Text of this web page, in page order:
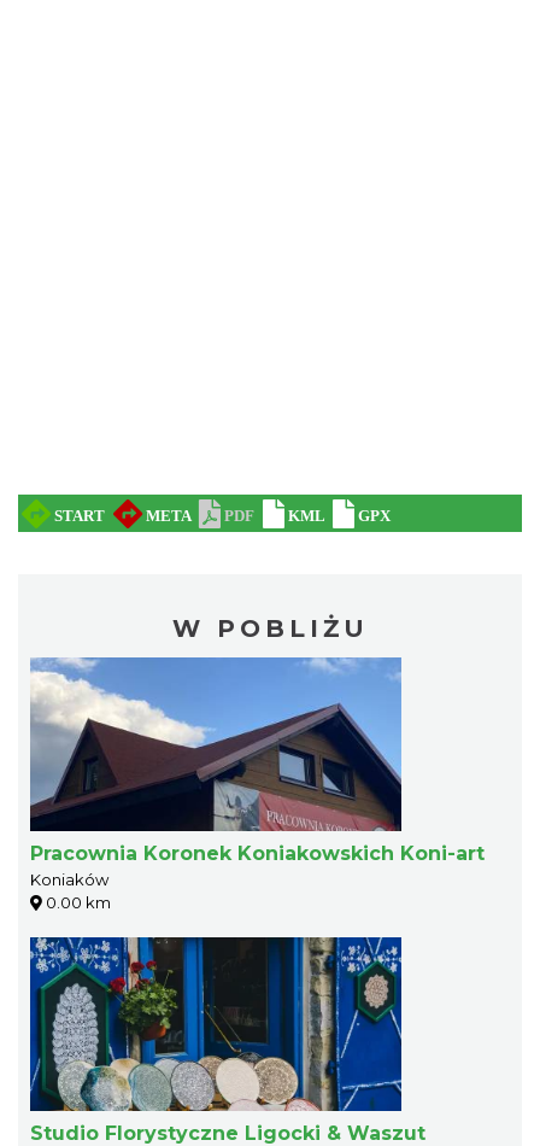
W POBLIŻU
Pracownia Koronek Koniakowskich Koni-art
Koniaków
0.00 km
Studio Florystyczne Ligocki & Waszut